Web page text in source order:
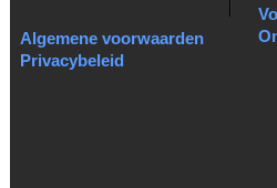
Algemene voorwaarden
Privacybeleid